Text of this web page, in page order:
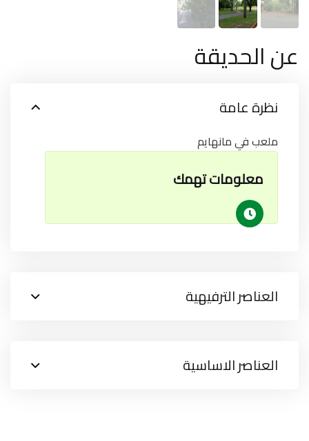
عن الحديقة
نظرة عامة
ملعب في مانهايم
معلومات تهمك
العناصر الترفيهية
العناصر الاساسية